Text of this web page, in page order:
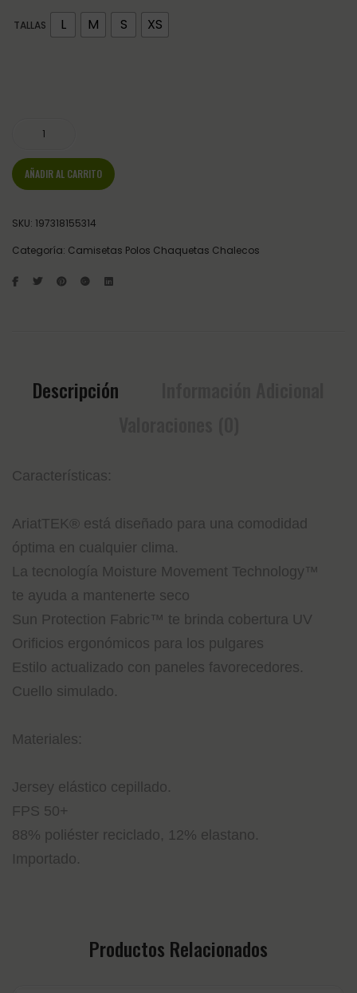
TALLAS L M S XS
AÑADIR AL CARRITO
SKU: 197318155314
Categoría: Camisetas Polos Chaquetas Chalecos
Descripción
Características:
AriatTEK® está diseñado para una comodidad
óptima en cualquier clima.
La tecnología Moisture Movement Technology™
te ayuda a mantenerte seco
Sun Protection Fabric™ te brinda cobertura UV
Orificios ergonómicos para los pulgares
Estilo actualizado con paneles favorecedores.
Cuello simulado.
Materiales:
Jersey elástico cepillado.
FPS 50+
88% poliéster reciclado, 12% elastano.
Importado.
Productos Relacionados